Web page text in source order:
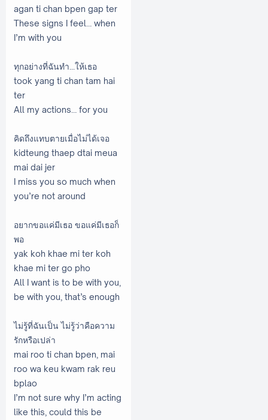
agan ti chan bpen gap ter
These signs I feel… when
I’m with you
ทุกอย่างที่ฉันทำ...ให้เธอ
took yang ti chan tam hai
ter
All my actions… for you
คิดถึงแทบตายเมื่อไม่ได้เจอ
kidteung thaep dtai meua
mai dai jer
I miss you so much when
you’re not around
อยากขอแค่มีเธอ ขอแค่มีเธอก็
พอ
yak koh khae mi ter koh
khae mi ter go pho
All I want is to be with you,
be with you, that’s enough
ไม่รู้ที่ฉันเป็น ไม่รู้ว่าคือความ
รักหรือเปล่า
mai roo ti chan bpen, mai
roo wa keu kwam rak reu
bplao
I’m not sure why I’m acting
like this, could this be